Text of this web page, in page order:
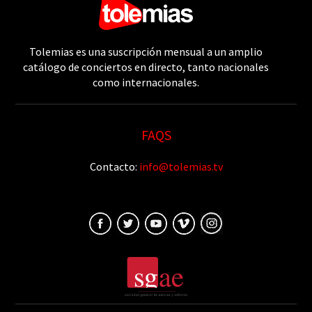
Tolemias es una suscripción mensual a un amplio
catálogo de conciertos en directo, tanto nacionales
como internacionales.
FAQS
Contacto: info@tolemias.tv